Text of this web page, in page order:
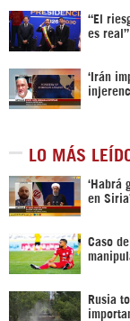
“El
es real”
‘Irán
LO MÁS
‎‘Habrá
en
Caso
Rusia